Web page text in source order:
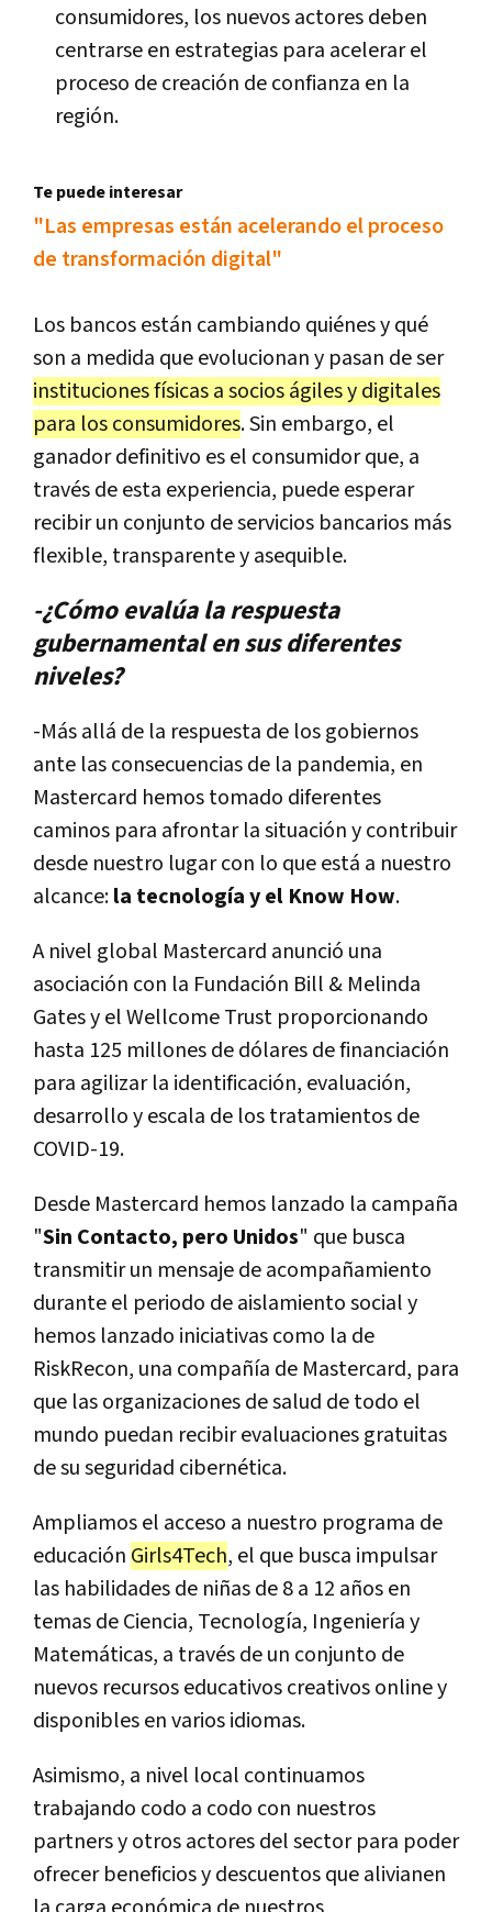
consumidores, los nuevos actores deben
centrarse en estrategias para acelerar el
proceso de creación de confianza en la
región.
Te puede interesar
"Las empresas están acelerando el proceso
de transformación digital"
Los bancos están cambiando quiénes y qué
son a medida que evolucionan y pasan de ser
instituciones físicas a socios ágiles y digitales
para los consumidores. Sin embargo, el
ganador definitivo es el consumidor que, a
través de esta experiencia, puede esperar
recibir un conjunto de servicios bancarios más
flexible, transparente y asequible.
-¿Cómo evalúa la respuesta
gubernamental en sus diferentes
niveles?
-Más allá de la respuesta de los gobiernos
ante las consecuencias de la pandemia, en
Mastercard hemos tomado diferentes
caminos para afrontar la situación y contribuir
desde nuestro lugar con lo que está a nuestro
alcance:la tecnología y el Know How.
A nivel global Mastercard anunció una
asociación con la Fundación Bill & Melinda
Gates y el Wellcome Trust proporcionando
hasta 125 millones de dólares de financiación
para agilizar la identificación, evaluación,
desarrollo y escala de los tratamientos de
COVID-19.
Desde Mastercard hemos lanzado la campaña
"Sin Contacto, pero Unidos" que busca
transmitir un mensaje de acompañamiento
durante el periodo de aislamiento social y
hemos lanzado iniciativas como la de
RiskRecon, una compañía de Mastercard, para
que las organizaciones de salud de todo el
mundo puedan recibir evaluaciones gratuitas
de su seguridad cibernética.
Ampliamos el acceso a nuestro programa de
educación Girls4Tech, el que busca impulsar
las habilidades de niñas de 8 a 12 años en
temas de Ciencia, Tecnología, Ingeniería y
Matemáticas, a través de un conjunto de
nuevos recursos educativos creativos online y
disponibles en varios idiomas.
Asimismo, a nivel local continuamos
trabajando codo a codo con nuestros
partners y otros actores del sector para poder
ofrecer beneficios y descuentos que alivianen